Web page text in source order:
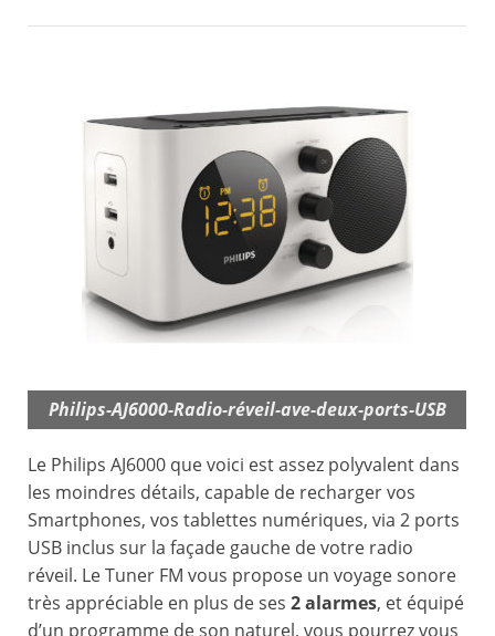
Philips-AJ6000-Radio-réveil-ave-deux-ports-USB
Le Philips AJ6000 que voici est assez polyvalent dans
les moindres détails, capable de recharger vos
Smartphones, vos tablettes numériques, via 2 ports
USB inclus sur la façade gauche de votre radio
réveil. Le Tuner FM vous propose un voyage sonore
très appréciable en plus de ses 2 alarmes, et équipé
d’un programme de son naturel, vous pourrez vous